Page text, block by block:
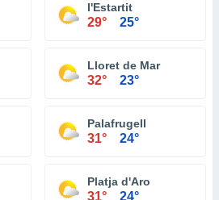
l'Estartit
29° 25°
Lloret de Mar
32° 23°
Palafrugell
31° 24°
Platja d'Aro
31° 24°